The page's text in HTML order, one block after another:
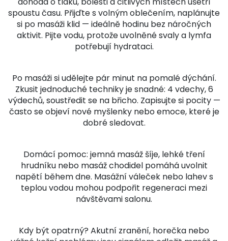
spoustu času. Přijďte s volným oblečením, naplánujte
si po masáži klid — ideálně hodinu bez náročných
aktivit. Pijte vodu, protože uvolněné svaly a lymfa
potřebují hydrataci.
Po masáži si udělejte pár minut na pomalé dýchání.
Zkusit jednoduché techniky je snadné: 4 vdechy, 6
výdechů, soustředit se na břicho. Zapisujte si pocity —
často se objeví nové myšlenky nebo emoce, které je
dobré sledovat.
Domácí pomoc: jemná masáž šíje, lehké tření
hrudníku nebo masáž chodidel pomáhá uvolnit
napětí během dne. Masážní váleček nebo lahev s
teplou vodou mohou podpořit regeneraci mezi
návštěvami salonu.
Kdy být opatrný? Akutní zranění, horečka nebo